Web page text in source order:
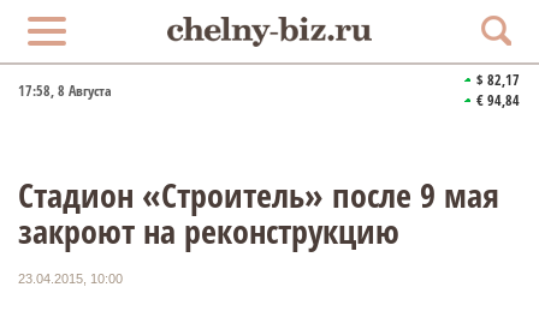
17:58, 8 Августа
$ 82,17
€ 94,84
Стадион «Строитель» после 9 мая
закроют на реконструкцию
23.04.2015, 10:00